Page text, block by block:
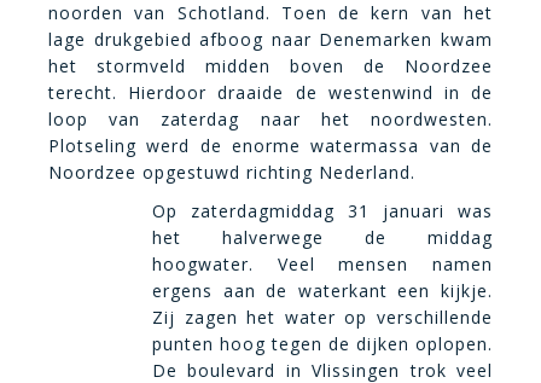
noorden van Schotland. Toen de kern van het
lage drukgebied afboog naar Denemarken kwam
het stormveld midden boven de Noordzee
terecht. Hierdoor draaide de westenwind in de
loop van zaterdag naar het noordwesten.
Plotseling werd de enorme watermassa van de
Noordzee opgestuwd richting Nederland.
Op zaterdagmiddag 31 januari was
het halverwege de middag
hoogwater. Veel mensen namen
ergens aan de waterkant een kijkje.
Zij zagen het water op verschillende
punten hoog tegen de dijken oplopen.
De boulevard in Vlissingen trok veel